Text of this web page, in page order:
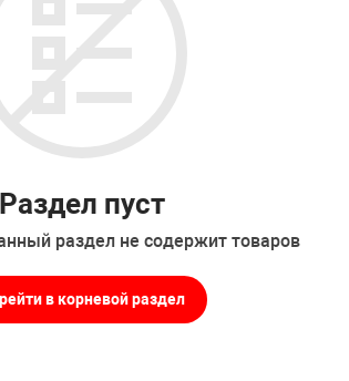
Раздел пуст
раздел не содержит товаров
в корневой раздел